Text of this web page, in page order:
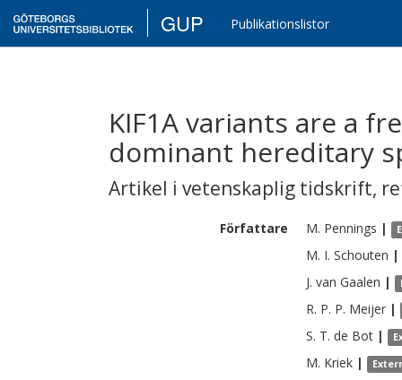
GUP Publikationslistor
KIF1A variants are a
dominant hereditary
Artikel i vetenskaplig tidskrift,
Författare M. Pennings |
M. I. Schouten |
J. van Gaalen |
R. P. P. Meijer |
S. T. de Bot |
M. Kriek |